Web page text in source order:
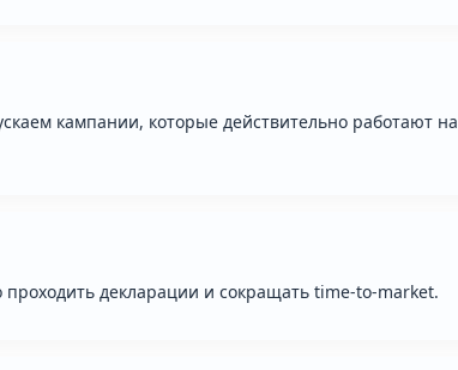
кампании, которые действительно работают на
декларации и сокращать time-to-market.